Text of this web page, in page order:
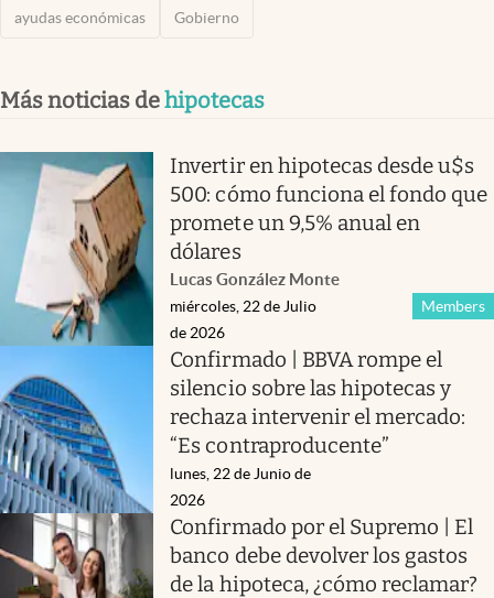
ayudas económicas Gobierno
Más noticias dehipotecas
Invertir en hipotecas desde u$s
500: cómo funciona el fondo que
promete un 9,5% anual en
dólares
Lucas González Monte
Members
miércoles, 22 de Julio
de 2026
Confirmado | BBVA rompe el
silencio sobre las hipotecas y
rechaza intervenir el mercado:
“Es contraproducente”
lunes, 22 de Junio de
2026
Confirmado por el Supremo | El
banco debe devolver los gastos
de la hipoteca, ¿cómo reclamar?